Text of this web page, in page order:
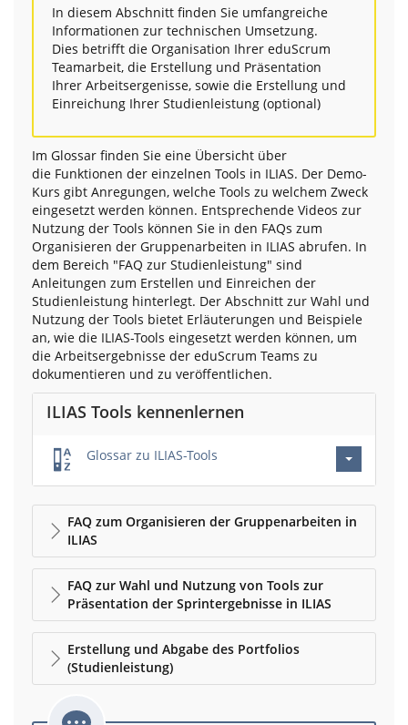
In diesem Abschnitt finden Sie umfangreiche
Informationen zur technischen Umsetzung.
Dies betrifft die Organisation Ihrer eduScrum
Teamarbeit, die Erstellung und Präsentation
Ihrer Arbeitsergenisse, sowie die Erstellung und
Einreichung Ihrer Studienleistung (optional)
Im Glossar finden Sie eine Übersicht über
die Funktionen der einzelnen Tools in ILIAS. Der Demo-
Kurs gibt Anregungen, welche Tools zu welchem Zweck
eingesetzt werden können. Entsprechende Videos zur
Nutzung der Tools können Sie in den FAQs zum
Organisieren der Gruppenarbeiten in ILIAS abrufen. In
dem Bereich "FAQ zur Studienleistung" sind
Anleitungen zum Erstellen und Einreichen der
Studienleistung hinterlegt. Der Abschnitt zur Wahl und
Nutzung der Tools bietet Erläuterungen und Beispiele
an, wie die ILIAS-Tools eingesetzt werden können, um
die Arbeitsergebnisse der eduScrum Teams zu
dokumentieren und zu veröffentlichen.
ILIAS Tools kennenlernen
Glossar zu ILIAS-Tools
FAQ zum Organisieren der Gruppenarbeiten in
ILIAS
FAQ zur Wahl und Nutzung von Tools zur
Präsentation der Sprintergebnisse in ILIAS
Erstellung und Abgabe des Portfolios
(Studienleistung)